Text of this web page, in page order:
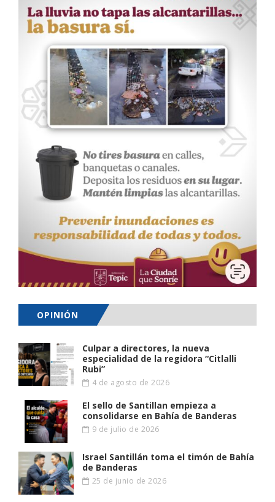
OPINIÓN
Culpar a directores, la nueva
especialidad de la regidora “Citlalli
Rubi”
4 de agosto de 2026
El sello de Santillan empieza a
consolidarse en Bahía de Banderas
9 de julio de 2026
Israel Santillán toma el timón de Bahía
de Banderas
25 de junio de 2026